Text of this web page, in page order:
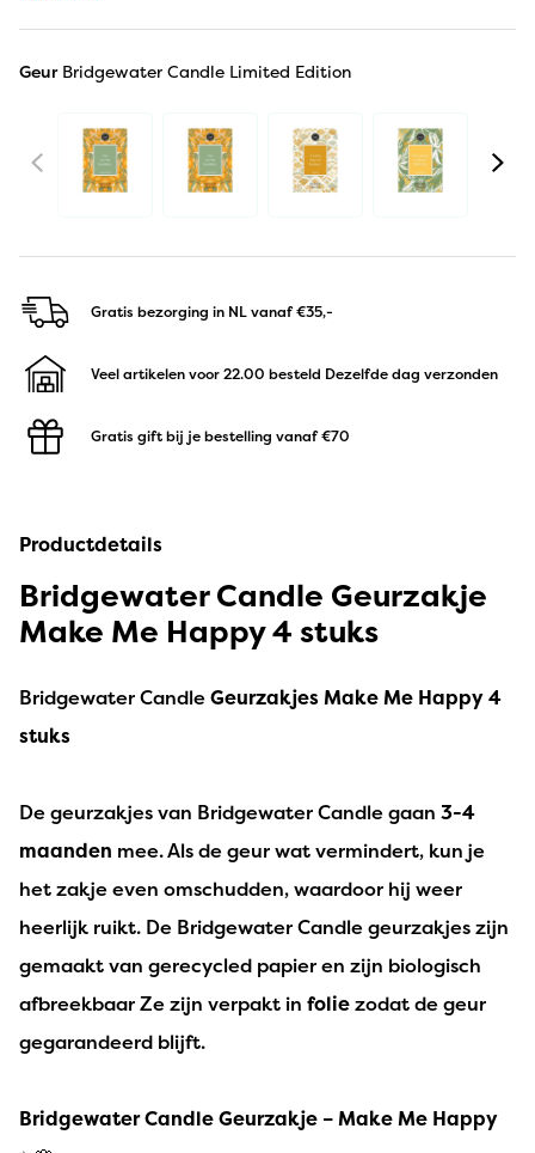
Geur Bridgewater Candle Limited Edition
Gratis bezorging in NLvanaf €35,-
Veel artikelen voor 22.00 besteld Dezelfde dag verzonden
Gratis gift bij je bestelling vanaf €70
Productdetails
Bridgewater Candle Geurzakje
Make Me Happy 4 stuks
Bridgewater Candle Geurzakjes Make Me Happy 4
stuks
De geurzakjes van Bridgewater Candle gaan 3-4
maanden mee. Als de geur wat vermindert, kun je
het zakje even omschudden, waardoor hij weer
heerlijk ruikt. De Bridgewater Candle geurzakjes zijn
gemaakt van gerecycled papier en zijn biologisch
afbreekbaar Ze zijn verpakt in foliezodat de geur
gegarandeerd blijft.
Bridgewater Candle Geurzakje – Make Me Happy